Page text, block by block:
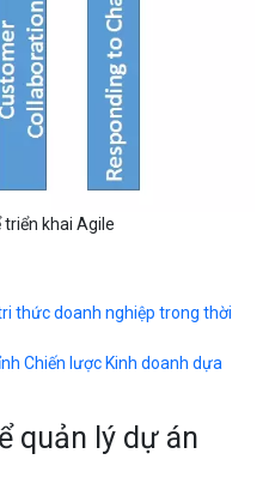
triển khai Agile
thức doanh nghiệp trong thời
Chiến lược Kinh doanh dựa
quản lý dự án